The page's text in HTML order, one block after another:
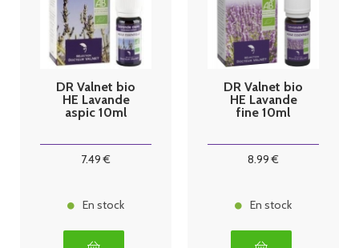
DR Valnet bio
HE Lavande
aspic 10ml
7.49 €
En stock
DR Valnet bio
HE Lavande
fine 10ml
8.99 €
En stock